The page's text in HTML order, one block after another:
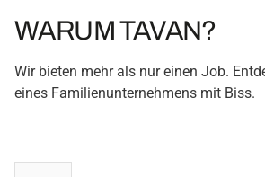
WARUM TAVAN?
Wir bieten mehr als nur einen Job.
eines Familienunternehmens mit Biss.